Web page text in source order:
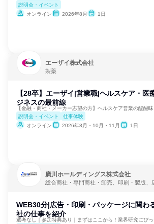
説明会・イベント
オンライン
2026年8月 1日
エーザイ株式会社
製薬
【28卒】エーザイ|営業職|ヘルスケア・医
ジネスの最前線
説明会・イベント
仕事体験
オンライン
2026年8月・10月・11月 1日
廣川ホールディングス株式会社
総合商社・専門商社・卸売、印刷・製版、
WEB30分|広告・印刷・パッケージに関わ
社の仕事を紹介
選考なし｜参加特典あり｜まずはここから！業界研究にぴっ